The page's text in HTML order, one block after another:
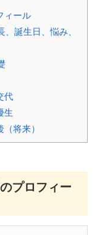
ィール
誕生日、悩み、
代
生
将来）
プロフィー